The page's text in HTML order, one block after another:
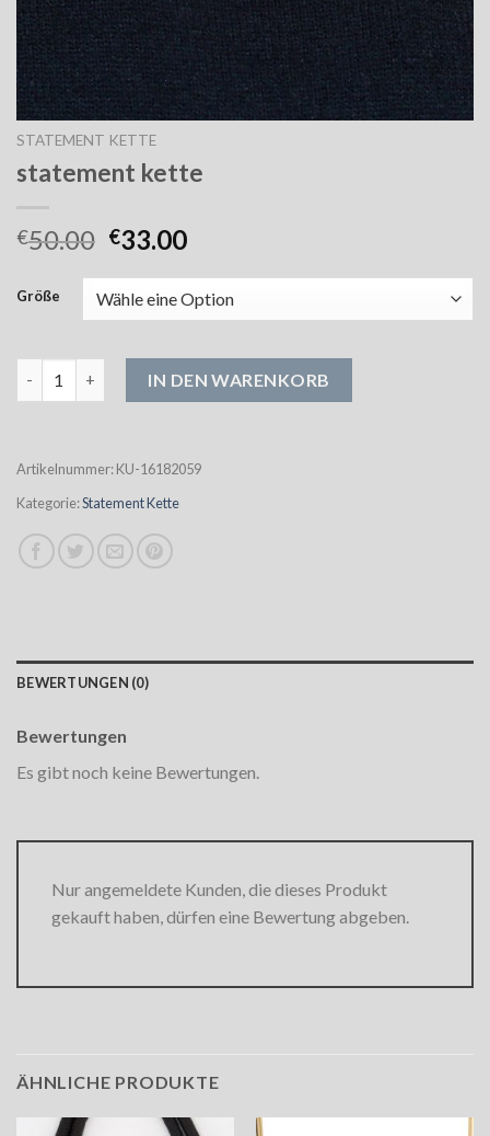
STATEMENT KETTE
statement kette
€50.00 €33.00
Größe
IN DEN WARENKORB
Artikelnummer:KU-16182059
Kategorie:Statement Kette
BEWERTUNGEN (0)
Bewertungen
Es gibt noch keine Bewertungen.
Nur angemeldete Kunden, die dieses Produkt
gekauft haben, dürfen eine Bewertung abgeben.
ÄHNLICHE PRODUKTE